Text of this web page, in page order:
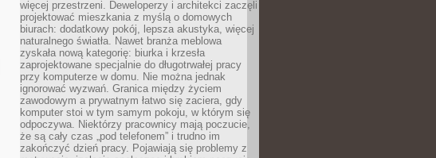
więcej przestrzeni. Deweloperzy i architekci zaczęli
projektować mieszkania z myślą o domowych
biurach: dodatkowy pokój, lepsza akustyka, więcej
naturalnego światła. Nawet branża meblowa
zyskała nową kategorię: biurka i krzesła
zaprojektowane specjalnie do długotrwałej pracy
przy komputerze w domu. Nie można jednak
ignorować wyzwań. Granica między życiem
zawodowym a prywatnym łatwo się zaciera, gdy
komputer stoi w tym samym pokoju, w którym się
odpoczywa. Niektórzy pracownicy mają poczucie,
że są cały czas „pod telefonem” i trudno im
zakończyć dzień pracy. Pojawiają się problemy z